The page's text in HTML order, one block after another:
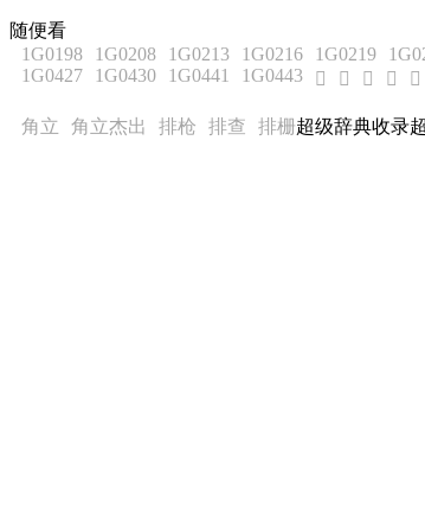
随便看
1G0198
1G0208 1G0213 1G0216 1G0219
1G0427
1G0430 1G0441 1G0443 𫖋 𫖌 𫖍 𫖏 𫖑
角立
角立杰出 排枪 排查 排栅超级辞典收录